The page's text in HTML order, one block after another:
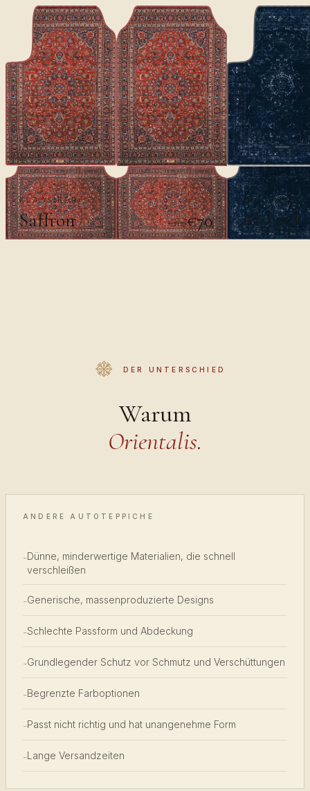
KLASSIKER
Saffron €100€70
KLASSIKER
Al-Layl
DER UNTERSCHIED
Warum
Orientalis.
ANDERE AUTOTEPPICHE
-Dünne, minderwertige Materialien, die schnell
verschleißen
-Generische, massenproduzierte Designs
-Schlechte Passform und Abdeckung
-Grundlegender Schutz vor Schmutz und Verschüttungen
-Begrenzte Farboptionen
-Passt nicht richtig und hat unangenehme Form
-Lange Versandzeiten